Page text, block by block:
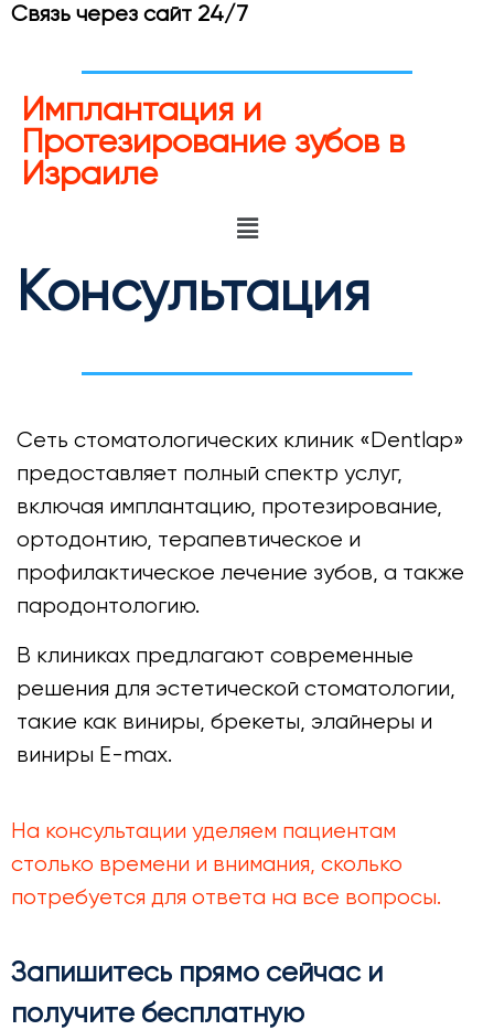
Связь через сайт 24/7
Имплантация и
Протезирование зубов в
Израиле
Консультация
Сеть стоматологических клиник «Dentlap»
предоставляет полный спектр услуг,
включая имплантацию, протезирование,
ортодонтию, терапевтическое и
профилактическое лечение зубов, а также
пародонтологию.
В клиниках предлагают современные
решения для эстетической стоматологии,
такие как виниры, брекеты, элайнеры и
виниры E-max.
На консультации уделяем пациентам
столько времени и внимания, сколько
потребуется для ответа на все вопросы.
Запишитесь прямо сейчас и
получите бесплатную